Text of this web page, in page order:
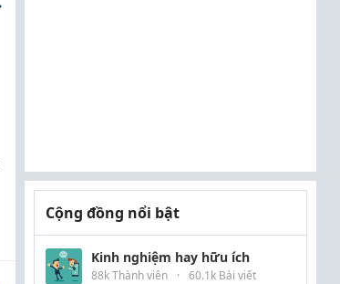
Cộng đồng nổi bật
Kinh nghiệm hay hữu ích
88k Thành viên · 60.1k Bài viết